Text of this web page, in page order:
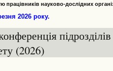
працівників науково-дослідних
2026 року.
(2026)